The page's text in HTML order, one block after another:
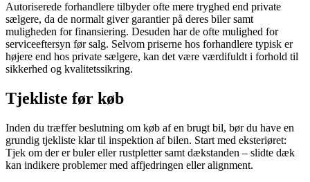
Autoriserede forhandlere tilbyder ofte mere tryghed end private
sælgere, da de normalt giver garantier på deres biler samt
muligheden for finansiering. Desuden har de ofte mulighed for
serviceeftersyn før salg. Selvom priserne hos forhandlere typisk er
højere end hos private sælgere, kan det være værdifuldt i forhold til
sikkerhed og kvalitetssikring.
Tjekliste før køb
Inden du træffer beslutning om køb af en brugt bil, bør du have en
grundig tjekliste klar til inspektion af bilen. Start med eksteriøret:
Tjek om der er buler eller rustpletter samt dækstanden – slidte dæk
kan indikere problemer med affjedringen eller alignment.